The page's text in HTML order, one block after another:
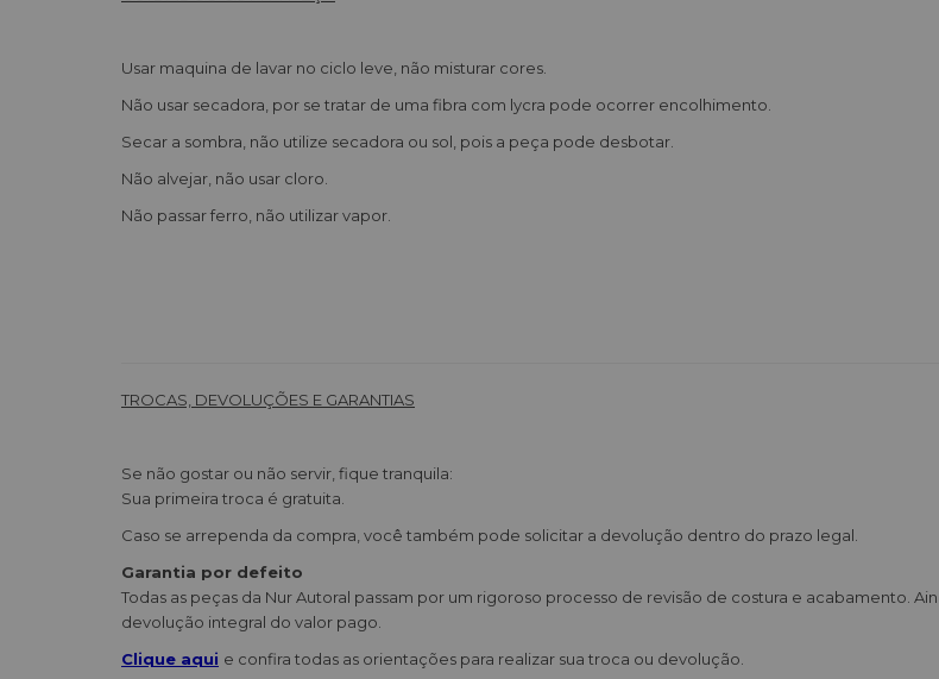
Usar maquina de lavar no ciclo leve, não misturar cores.
Não usar secadora, por se tratar de uma fibra com lycra pode ocorrer encolhimento.
Secar a sombra, não utilize secadora ou sol, pois a peça pode desbotar.
Não alvejar, não usar cloro.
Não passar ferro, não utilizar vapor.
TROCAS, DEVOLUÇÕES E GARANTIAS
Se não gostar ou não servir, fique tranquila:
Sua primeira troca é gratuita.
Caso se arrependa da compra, você também pode solicitar a devolução dentro do prazo legal.
Garantia por defeito
Todas as peças da Nur Autoral passam por um rigoroso processo de revisão de costura e acabamento.
devolução integral do valor pago.
Clique aqui e confira todas as orientações para realizar sua troca ou devolução.